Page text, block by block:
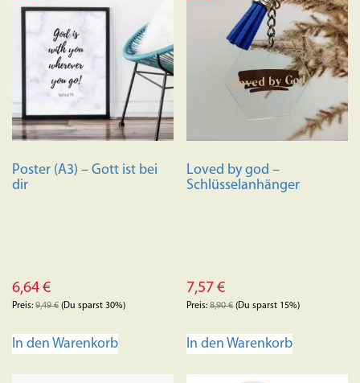
Poster (A3) – Gott ist bei
dir
6,64 €
Preis: 9,49€ (Du sparst 30%)
In den Warenkorb
Loved by god –
Schlüsselanhänger
7,57€
Preis:8,90€(Du sparst 15%)
In den Warenkorb